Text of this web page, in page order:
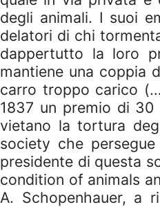
degli animali. I suoi
delatori di chi
dappertutto la loro
mantiene una coppia
carro troppo carico
1837 un premio di
vietano la tortura
society che
presidente di questa
condition of animals
A. Schopenhauer, a